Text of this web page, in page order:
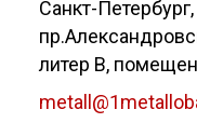
Санкт-Петербург,
литер В,